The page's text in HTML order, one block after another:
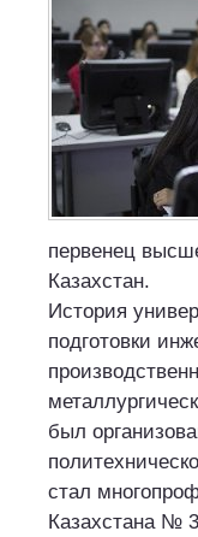
первенец
Казахстан.
История
подготовки
был
стал
Казахстана №